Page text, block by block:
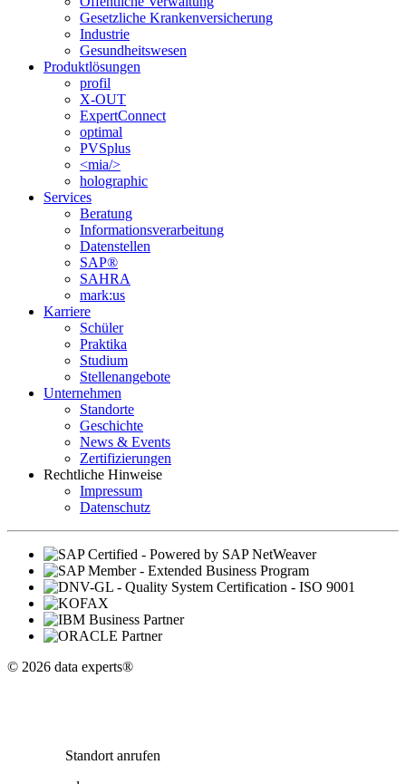
Gesetzliche Krankenversicherung
Industrie
Gesundheitswesen
Produktlösungen
profil
X-OUT
ExpertConnect
optimal
PVSplus
<mia/>
holographic
Services
Beratung
Informations­verarbeitung
Datenstellen
SAP®
SAHRA
mark:us
Karriere
Schüler
Praktika
Studium
Stellenangebote
Unternehmen
Standorte
Geschichte
News & Events
Zertifizierungen
Rechtliche Hinweise
Impressum
Datenschutz
© 2026 data experts®
Standort anrufen